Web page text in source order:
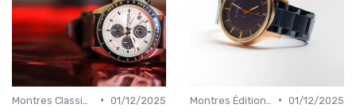
• 01/12/2025
• 01/12/2025